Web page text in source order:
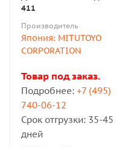
411
Производитель
Япония: MITUTOYO
CORPORATION
Товар под заказ.
Подробнее: +7 (495)
740-06-12
Срок отгрузки: 35-45
дней